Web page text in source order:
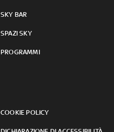
SKY BAR
SPAZI SKY
PROGRAMMI
COOKIE POLICY